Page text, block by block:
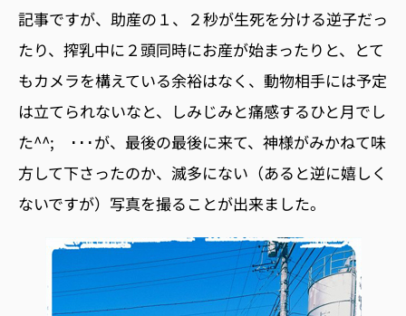
記事ですが、助産の１、２秒が生死を分ける逆子だっ
たり、搾乳中に２頭同時にお産が始まったりと、とて
もカメラを構えている余裕はなく、動物相手には予定
は立てられないなと、しみじみと痛感するひと月でし
た^^; ･･･が、最後の最後に来て、神様がみかねて味
方して下さったのか、滅多にない（あると逆に嬉しく
ないですが）写真を撮ることが出来ました。